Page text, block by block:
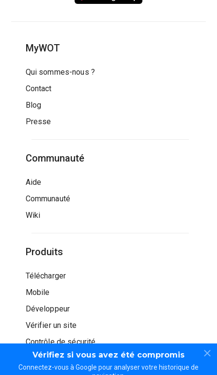
Vérifiez si vous avez été compromis
Connectez-vous à Google pour analyser votre historique de
MyWOT
Qui sommes-nous ?
Contact
Blog
Presse
Communauté
Aide
Communauté
Wiki
Produits
Télécharger
Mobile
Développeur
Vérifier un site
Contrôle de sécurité